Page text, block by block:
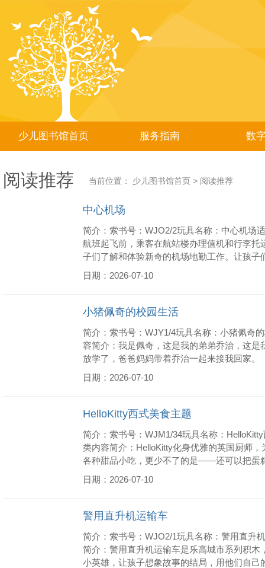
少儿图书馆首页 服务指南 数
阅读推荐 当前位置： 少儿图书馆首页 > 阅读推荐
中心机场
简介：索书号：WJO2/2玩具名称：中心机场
航班起飞前，乘客在航站楼办理值机和行李
子们了解和体验新奇的机场地勤工作。让孩
日期：2026-07-10
小猪佩奇的校园生活
简介：索书号：WJY1/4玩具名称：小猪佩奇
容简介：我是佩奇，这是我的弟弟乔治，这
放学了，爸爸妈妈带着乔治一起来接我回家。
日期：2026-07-10
HelloKitty西式美食主题
简介：索书号：WJM1/34玩具名称：
类内容简介：HelloKitty化身优雅的英国厨师
各种甜品小吃，更少不了的是——还可以把蛋
日期：2026-07-10
警用直升机运输车
简介：索书号：WJO2/1玩具名称：警用直升
简介：警用直升机运输车是乐高城市系列积
小英雄，让孩子想象故事的结局，用他们自己